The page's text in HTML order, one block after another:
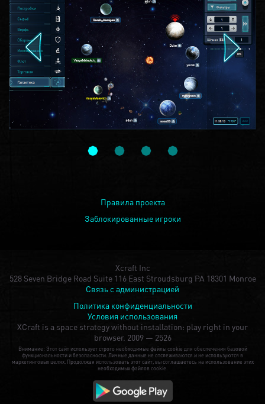
Правила проекта
Заблокированные игроки
Xcraft Inc
528 Seven Bridge Road Suite 116 East Stroudsburg PA 18301 Monroe
Связь с администрацией
Политика конфиденциальности
Условия использования
XCraft is a space strategy without installation: play right in your
browser. 2009 — 2526
Внимание: Этот сайт использует строго необходимые файлы cookie для обеспечения базовой
функциональности и безопасности. Личные данные не отслеживаются и не используются в
маркетинговых целях. Продолжая использовать этот сайт, вы соглашаетесь на использование этих
необходимых файлов cookie.